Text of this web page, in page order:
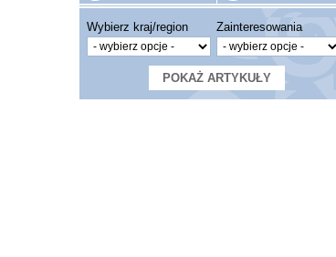
Wybierz kraj/region Zainteresowania